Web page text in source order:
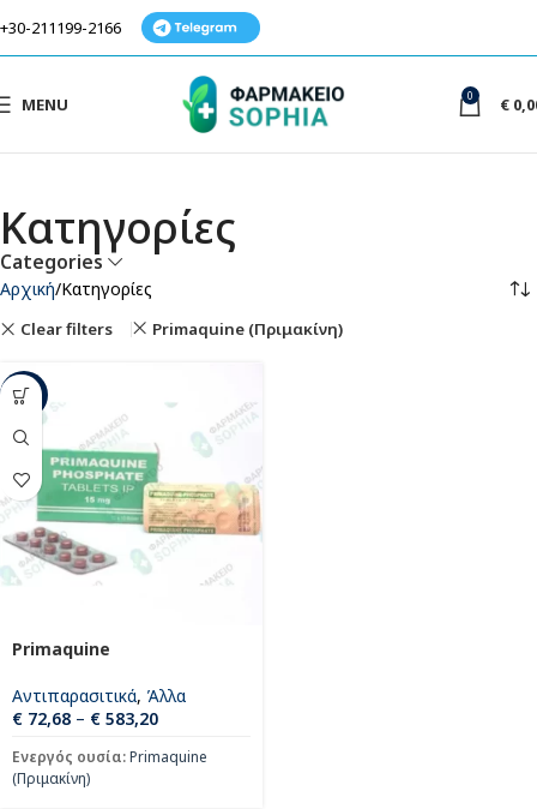
+30-211199-2166
MENU 0 €
Κατηγορίες
Categories
Αρχική Κατηγορίες
Clear filters Primaquine (Πριμακίνη)
-45%
Primaquine
Αντιπαρασιτικά, Άλλα
€ 72,68 – € 583,20
Ενεργός ουσία:Primaquine
(Πριμακίνη)